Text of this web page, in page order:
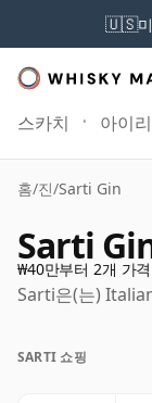
🇺🇸
스카치 아이
홈/진/Sarti Gin
Sarti
₩40만부터 2개 가
Sarti은(는)
SARTI 쇼핑